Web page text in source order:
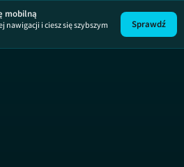
mobilną
nawigacji i ciesz się szybszym
Sprawdź